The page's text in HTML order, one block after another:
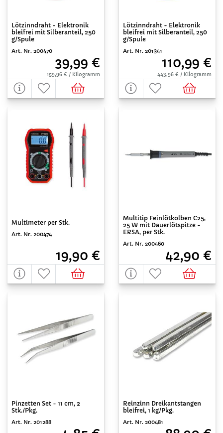
Lötzinndraht - Elektronik
bleifrei mit Silberanteil, 250
g/Spule
Art. Nr. 200470
39,99 €
159,96 € / Kilogramm
Lötzinndraht - Elektronik
bleifrei mit Silberanteil, 250
g/Spule
Art. Nr. 201341
110,99 €
443,96 € / Kilogramm
Multimeter per Stk.
Art. Nr. 200474
19,90 €
Multitip Feinlötkolben C25,
25 W mit Dauerlötspitze -
ERSA, per Stk.
Art. Nr. 200460
42,90 €
Pinzetten Set - 11 cm, 2
Stk./Pkg.
Art. Nr. 201288
Reinzinn Dreikantstangen
bleifrei, 1 kg/Pkg.
Art. Nr. 200481